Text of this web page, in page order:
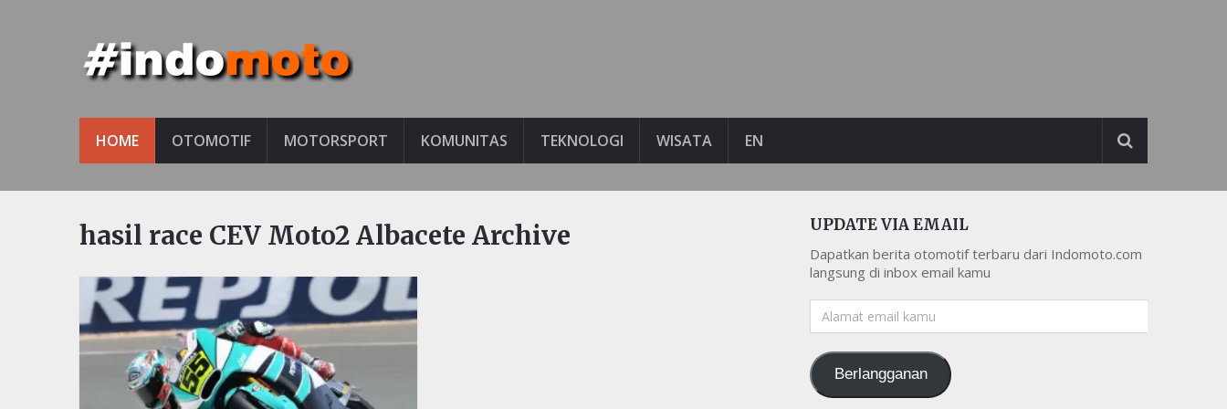
HOME OTOMOTIF MOTORSPORT KOMUNITAS TEKNOLOGI WISATA EN
hasil race CEV Moto2 Albacete Archive UPDATE VIA EMAIL
Dapatkan berita otomotif terbaru dari Indomoto.com
langsung di inbox email kamu
Alamat
email
Berlangganan